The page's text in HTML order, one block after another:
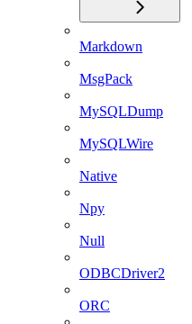
Markdown
MsgPack
MySQLDump
MySQLWire
Native
Npy
Null
ODBCDriver2
ORC